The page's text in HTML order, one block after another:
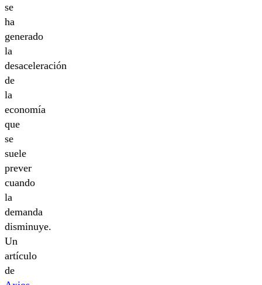
se
ha
generado
la
desaceleración
de
la
economía
que
se
suele
prever
cuando
la
demanda
disminuye.
Un
artículo
de